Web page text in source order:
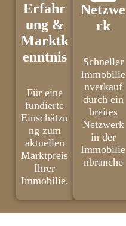
Erfahr
ung &
Marktk
enntnis
Für eine
fundierte
Einschätzu
ng zum
aktuellen
Marktpreis
Ihrer
Immobilie.
Netzwe
rk
Schneller
Immobilie
nverkauf
durch ein
breites
Netzwerk
in der
Immobilie
nbranche